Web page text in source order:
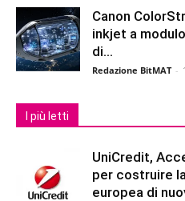
Canon
inkjet a
di...
Redazione BitMAT -
I più letti
UniCredit,
per costruire
europea di